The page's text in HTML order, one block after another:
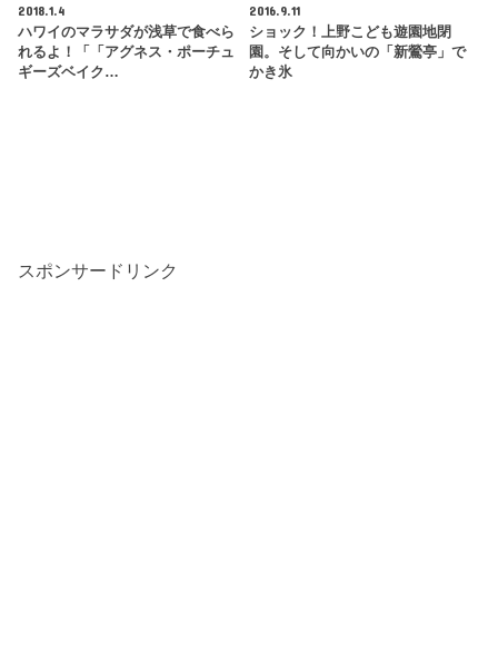
2018.1.4
ハワイのマラサダが浅草で食べら
れるよ！「「アグネス・ポーチュ
ギーズベイク…
2016.9.11
ショック！上野こども遊園地閉
園。そして向かいの「新鶯亭」で
かき氷
スポンサードリンク